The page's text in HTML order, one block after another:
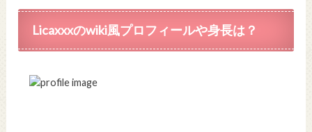
Licaxxxのwiki風プロフィールや身長は？